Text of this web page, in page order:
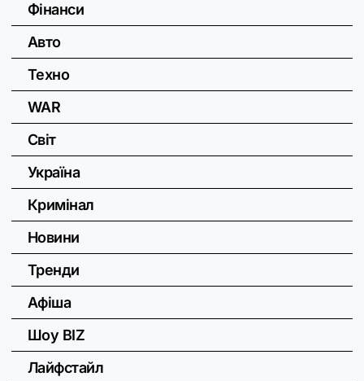
Фінанси
Авто
Техно
WAR
Світ
Україна
Кримінал
Новини
Тренди
Афіша
Шоу BIZ
Лайфстайл